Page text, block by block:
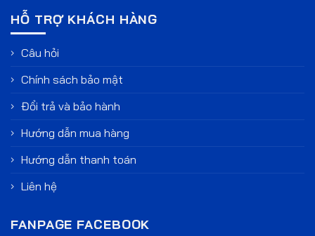
HỖ TRỢ KHÁCH HÀNG
Câu hỏi
Chính sách bảo mật
Đổi trả và bảo hành
Hướng dẫn mua hàng
Hướng dẫn thanh toán
Liên hệ
FANPAGE FACEBOOK